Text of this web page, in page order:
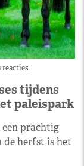
reacties
tijdens
paleispark
prachtig
de herfst is het